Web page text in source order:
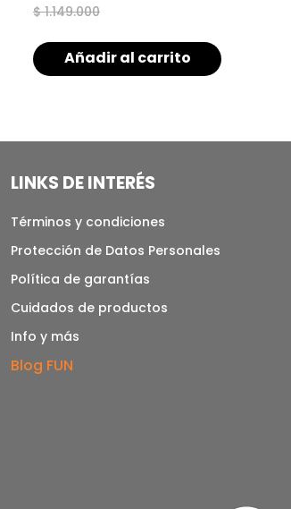
$ 1.149.000
Añadir al carrito
LINKS DE INTERÉS
Términos y condiciones
Protección de Datos Personales
Política de garantías
Cuidados de productos
Info y más
Blog FUN